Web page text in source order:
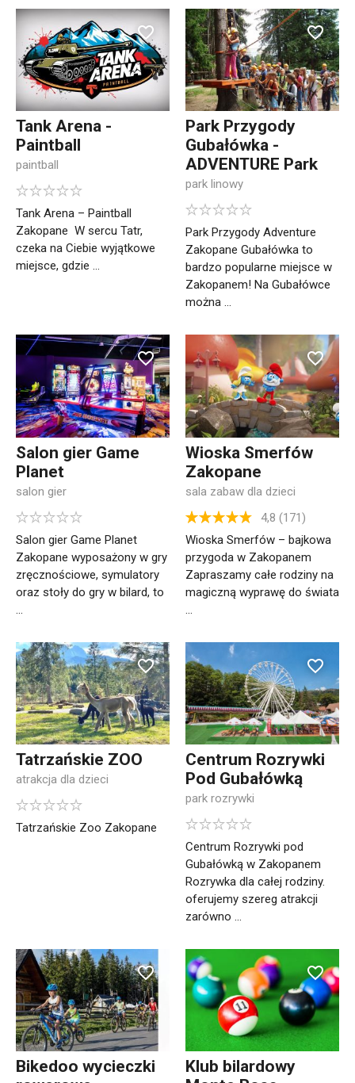
Tank Arena -
Paintball
paintball
Tank Arena – Paintball
Zakopane W sercu Tatr,
czeka na Ciebie wyjątkowe
miejsce, gdzie ...
Park Przygody
Gubałówka -
ADVENTURE Park
park linowy
Park Przygody Adventure
Zakopane Gubałówka to
bardzo popularne miejsce w
Zakopanem! Na Gubałówce
można ...
Salon gier Game
Planet
salon gier
Salon gier Game Planet
Zakopane wyposażony w gry
zręcznościowe, symulatory
oraz stoły do gry w bilard, to
Wioska Smerfów
Zakopane
sala zabaw dla dzieci
4,8 (171)
Wioska Smerfów – bajkowa
przygoda w Zakopanem
Zapraszamy całe rodziny na
magiczną wyprawę do świata
Tatrzańskie ZOO
atrakcja dla dzieci
Tatrzańskie Zoo Zakopane
Centrum Rozrywki
Pod Gubałówką
park rozrywki
Centrum Rozrywki pod
Gubałówką w Zakopanem
Rozrywka dla całej rodziny.
oferujemy szereg atrakcji
zarówno ...
Bikedoo wycieczki
Klub bilardowy